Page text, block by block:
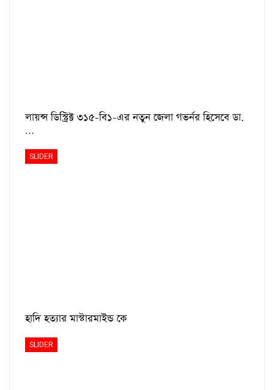
লায়ন্স ডিস্ট্রিক্ট ৩১৫-বি১-এর নতুন জেলা গভর্নর হিসেবে ডা.
…
SLIDER
হাদি হত্যার মাস্টারমাইন্ড কে
SLIDER